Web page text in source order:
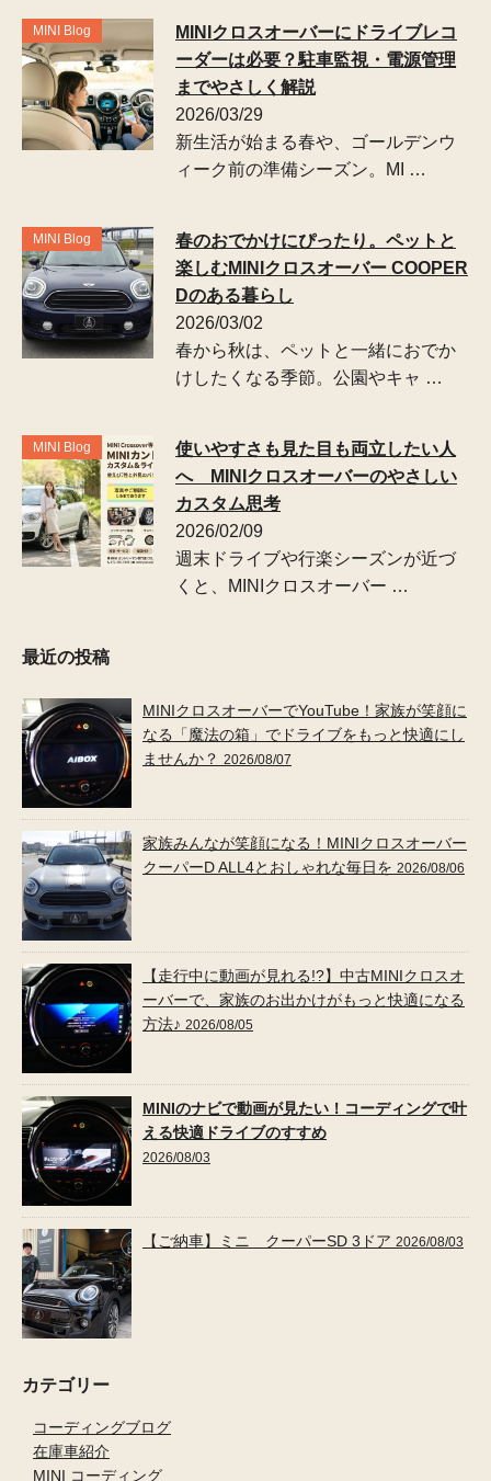
MINI Blog
MINIクロスオーバーにドライブレコ
ーダーは必要？駐車監視・電源管理
までやさしく解説
2026/03/29
新生活が始まる春や、ゴールデンウ
ィーク前の準備シーズン。MI …
MINI Blog
春のおでかけにぴったり。ペットと
楽しむMINIクロスオーバー COOPER
Dのある暮らし
2026/03/02
春から秋は、ペットと一緒におでか
けしたくなる季節。公園やキャ …
MINI Blog
使いやすさも見た目も両立したい人
へ MINIクロスオーバーのやさしい
カスタム思考
2026/02/09
週末ドライブや行楽シーズンが近づ
くと、MINIクロスオーバー …
最近の投稿
MINIクロスオーバーでYouTube！家族が笑顔に
なる「魔法の箱」でドライブをもっと快適にし
ませんか？ 2026/08/07
家族みんなが笑顔になる！MINIクロスオーバー
クーパーD ALL4とおしゃれな毎日を 2026/08/06
【走行中に動画が見れる!?】中古MINIクロスオ
ーバーで、家族のお出かけがもっと快適になる
方法♪ 2026/08/05
MINIのナビで動画が見たい！コーディングで叶
える快適ドライブのすすめ
2026/08/03
【ご納車】ミニ クーパーSD 3ドア 2026/08/03
カテゴリー
コーディングブログ
在庫車紹介
MINI コーディング